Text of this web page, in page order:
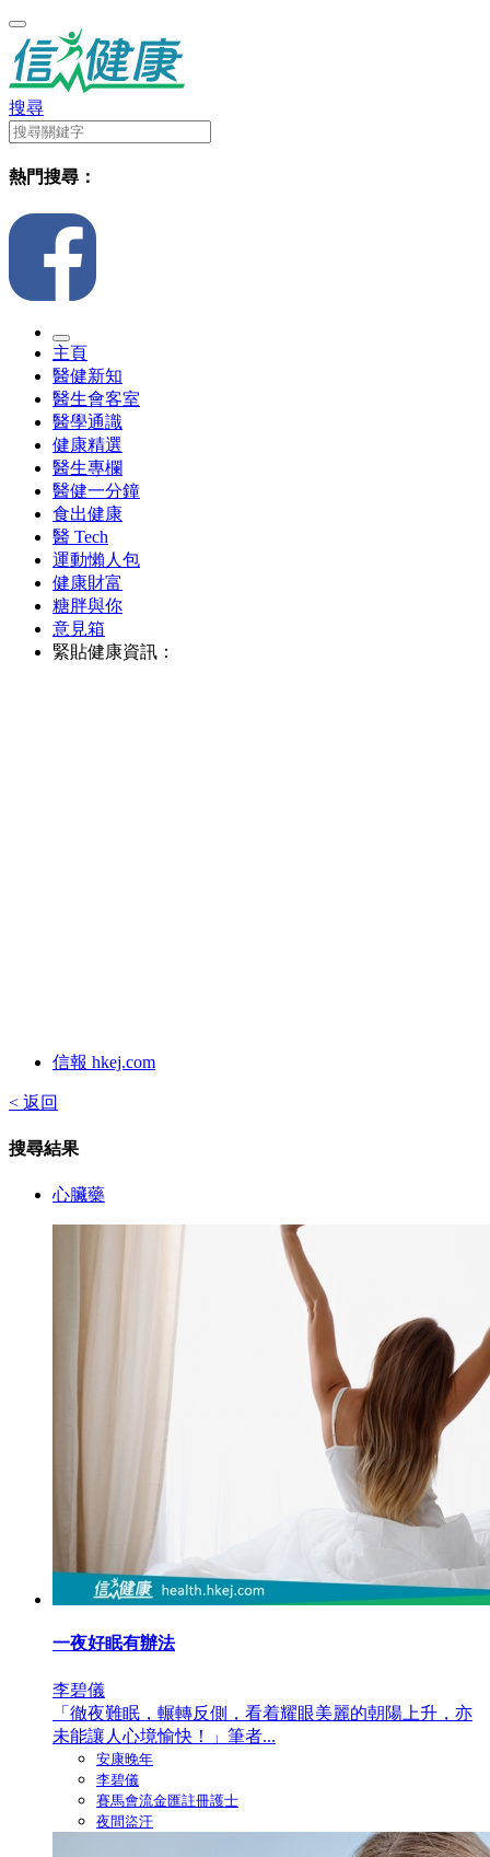
搜尋
熱門搜尋：
主頁
醫健新知
醫生會客室
醫學通識
健康精選
醫生專欄
醫健一分鐘
食出健康
醫 Tech
運動懶人包
健康財富
糖胖與你
意見箱
緊貼健康資訊：
信報 hkej.com
< 返回
搜尋結果
心臟藥
一夜好眠有辦法
李碧儀
「徹夜難眠，輾轉反側，看着耀眼美麗的朝陽上升，亦
未能讓人心境愉快！」筆者...
安康晚年
李碧儀
賽馬會流金匯註冊護士
夜間盜汗